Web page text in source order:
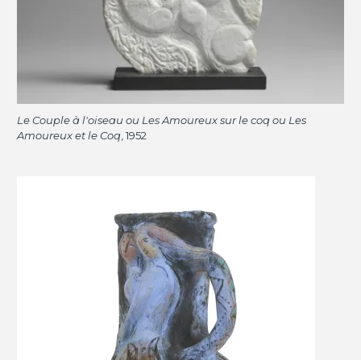
Le Couple à l'oiseau ou Les Amoureux sur le coq ou Les
Amoureux et le Coq, 1952